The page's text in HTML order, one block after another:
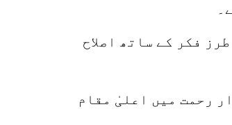
فکر کے ساتھ اصلاح
رحمت میں اعلیٰ مقام